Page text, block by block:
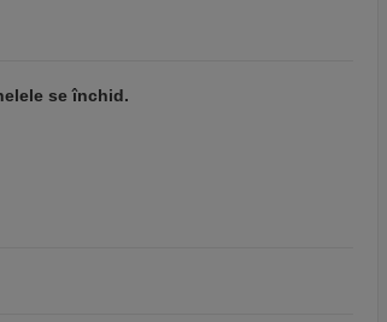
se închid.